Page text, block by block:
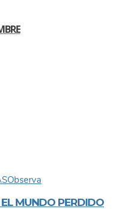
Observa
MUNDO PERDIDO